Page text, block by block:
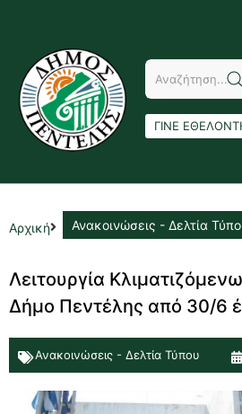
ΓΙΝΕ
Αρχική Ανακοινώσεις - Δελτία
Λειτουργία
Δήμο Πεντέλης από 30/6
Ανακοινώσεις - Δελτία Τύπου